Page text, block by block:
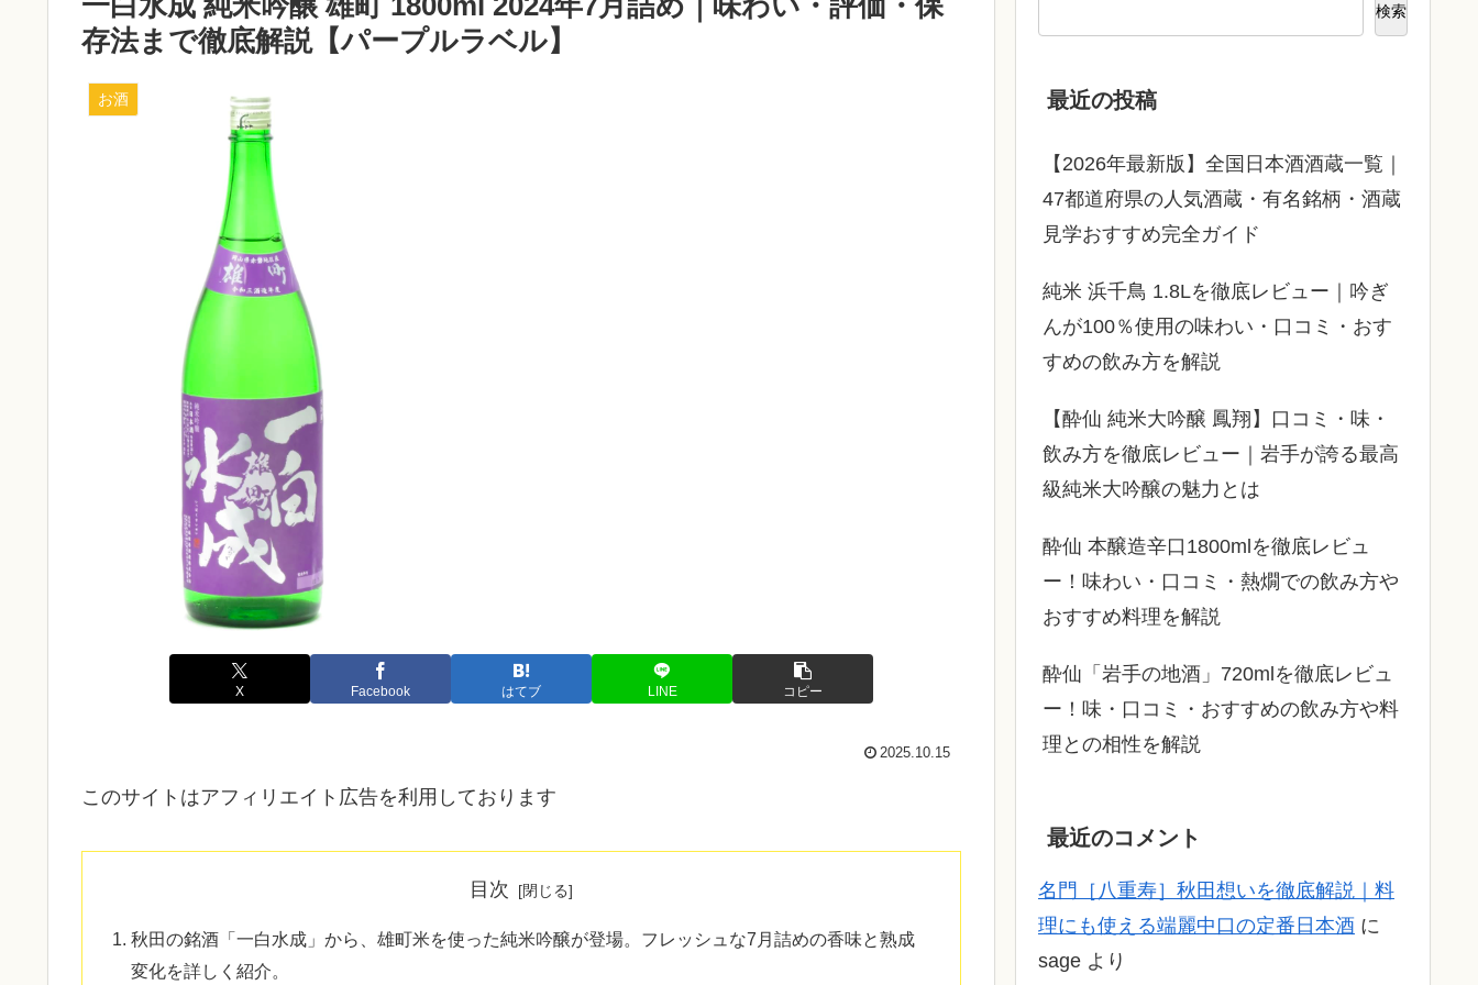
存法まで徹底解説【パープルラベル】
お酒
X Facebook はてブ LINE コピー
2025.10.15
このサイトはアフィリエイト広告を利用しております
目次
秋田の銘酒「一白水成」から、雄町米を使った純米吟醸が登場。フレッシュな7月詰めの香味と熟成
変化を詳しく紹介。
検索
最近の投稿
【2026年最新版】全国日本酒酒蔵一覧｜
47都道府県の人気酒蔵・有名銘柄・酒蔵
見学おすすめ完全ガイド
純米 浜千鳥 1.8Lを徹底レビュー｜吟ぎ
んが100％使用の味わい・口コミ・おす
すめの飲み方を解説
【酔仙 純米大吟醸 鳳翔】口コミ・味・
飲み方を徹底レビュー｜岩手が誇る最高
級純米大吟醸の魅力とは
酔仙 本醸造辛口1800mlを徹底レビュ
ー！味わい・口コミ・熱燗での飲み方や
おすすめ料理を解説
酔仙「岩手の地酒」720mlを徹底レビュ
ー！味・口コミ・おすすめの飲み方や料
理との相性を解説
最近のコメント
名門［八重寿］秋田想いを徹底解説｜料
理にも使える端麗中口の定番日本酒 に
sage より